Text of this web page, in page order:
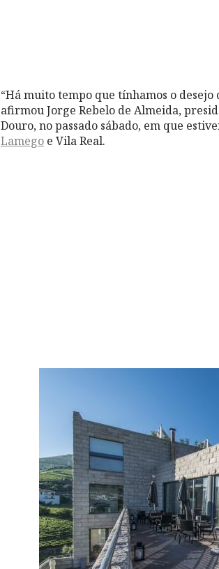
“Há muito tempo que tínhamos o
afirmou Jorge Rebelo de Almeida,
Douro, no passado sábado, em que
Lamego e Vila Real.